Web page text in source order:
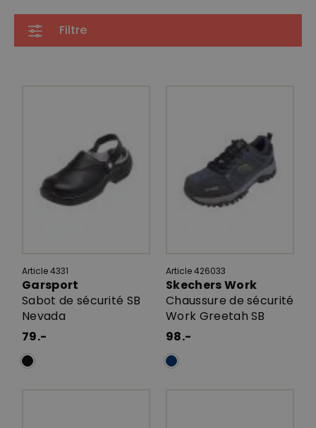
Filtre
Article 4331
Garsport
Sabot de sécurité SB
Nevada
79.-
Article 426033
Skechers Work
Chaussure de sécurité
Work Greetah SB
98.-